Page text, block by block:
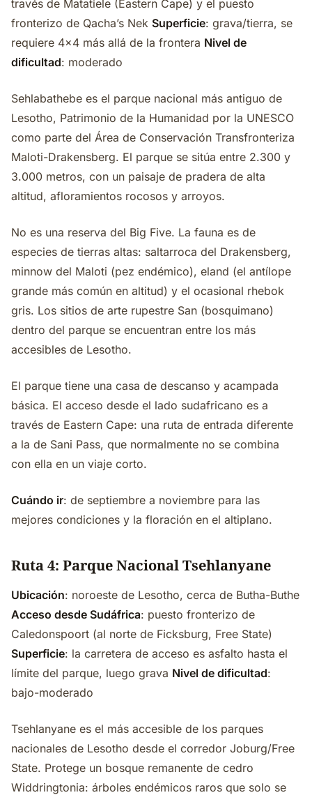
través de Matatiele (Eastern Cape) y el puesto
fronterizo de Qacha’s Nek Superficie: grava/tierra, se
requiere 4x4 más allá de la frontera Nivel de
dificultad: moderado
Sehlabathebe es el parque nacional más antiguo de
Lesotho, Patrimonio de la Humanidad por la UNESCO
como parte del Área de Conservación Transfronteriza
Maloti-Drakensberg. El parque se sitúa entre 2.300 y
3.000 metros, con un paisaje de pradera de alta
altitud, afloramientos rocosos y arroyos.
No es una reserva del Big Five. La fauna es de
especies de tierras altas: saltarroca del Drakensberg,
minnow del Maloti (pez endémico), eland (el antílope
grande más común en altitud) y el ocasional rhebok
gris. Los sitios de arte rupestre San (bosquimano)
dentro del parque se encuentran entre los más
accesibles de Lesotho.
El parque tiene una casa de descanso y acampada
básica. El acceso desde el lado sudafricano es a
través de Eastern Cape: una ruta de entrada diferente
a la de Sani Pass, que normalmente no se combina
con ella en un viaje corto.
Cuándo ir: de septiembre a noviembre para las
mejores condiciones y la floración en el altiplano.
Ruta 4: Parque Nacional Tsehlanyane
Ubicación: noroeste de Lesotho, cerca de Butha-Buthe
Acceso desde Sudáfrica: puesto fronterizo de
Caledonspoort (al norte de Ficksburg, Free State)
Superficie: la carretera de acceso es asfalto hasta el
límite del parque, luego grava Nivel de dificultad:
bajo-moderado
Tsehlanyane es el más accesible de los parques
nacionales de Lesotho desde el corredor Joburg/Free
State. Protege un bosque remanente de cedro
Widdringtonia: árboles endémicos raros que solo se